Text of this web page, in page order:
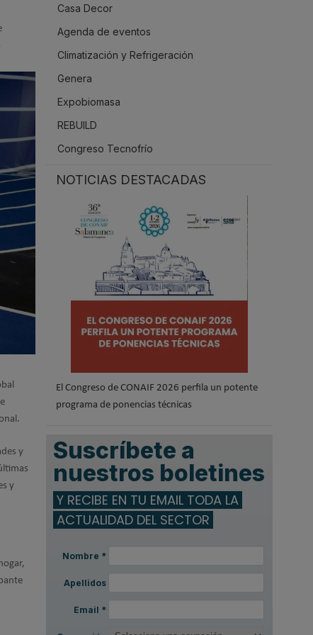
y
y
Casa Decor
Agenda de eventos
Climatización y Refrigeración
Genera
Expobiomasa
REBUILD
Congreso Tecnofrío
NOTICIAS DESTACADAS
El Congreso de CONAIF 2026 perfila un potente
programa de ponencias técnicas
Suscríbete a
nuestros boletines
Y RECIBE EN TU EMAIL TODA LA
ACTUALIDAD DEL SECTOR
Nombre *
Apellidos
Email *